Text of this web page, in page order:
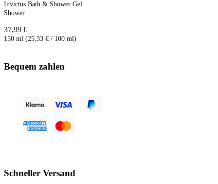
Invictus Bath & Shower Gel
Shower
37,99 €
150 ml (25,33 € / 100 ml)
Bequem zahlen
Schneller Versand